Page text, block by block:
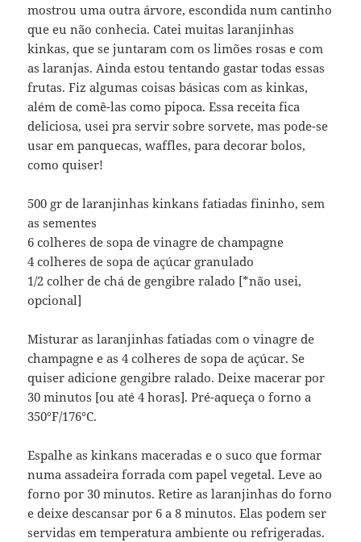
mostrou uma outra árvore, escondida num cantinho
que eu não conhecia. Catei muitas laranjinhas
kinkas, que se juntaram com os limões rosas e com
as laranjas. Ainda estou tentando gastar todas essas
frutas. Fiz algumas coisas básicas com as kinkas,
além de comê-las como pipoca. Essa receita fica
deliciosa, usei pra servir sobre sorvete, mas pode-se
usar em panquecas, waffles, para decorar bolos,
como quiser!
500 gr de laranjinhas kinkans fatiadas fininho, sem
as sementes
6 colheres de sopa de vinagre de champagne
4 colheres de sopa de açúcar granulado
1/2 colher de chá de gengibre ralado [*não usei,
opcional]
Misturar as laranjinhas fatiadas com o vinagre de
champagne e as 4 colheres de sopa de açúcar. Se
quiser adicione gengibre ralado. Deixe macerar por
30 minutos [ou até 4 horas]. Pré-aqueça o forno a
350°F/176°C.
Espalhe as kinkans maceradas e o suco que formar
numa assadeira forrada com papel vegetal. Leve ao
forno por 30 minutos. Retire as laranjinhas do forno
e deixe descansar por 6 a 8 minutos. Elas podem ser
servidas em temperatura ambiente ou refrigeradas.